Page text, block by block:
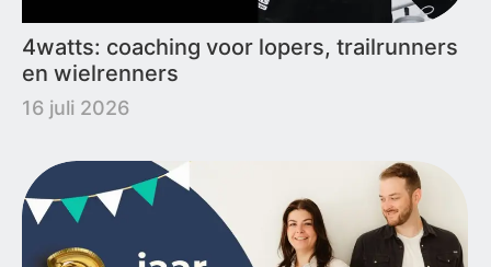
4watts: coaching voor lopers, trailrunners
en wielrenners
16 juli 2026